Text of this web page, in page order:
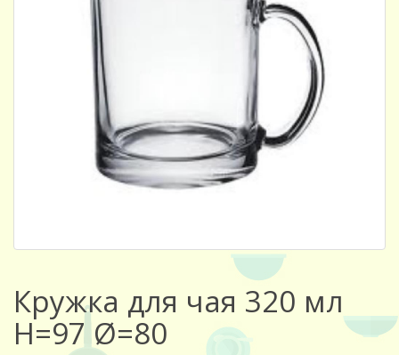
Кружка для чая 320 мл
Н=97 Ø=80